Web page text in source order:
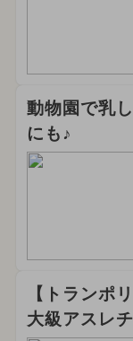
動物園で乳
にも♪
【トランポ
大級アスレ